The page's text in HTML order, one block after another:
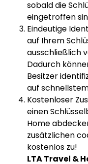
sobald die
eingetroffen
Eindeutige
auf Ihrem
ausschließlich
Dadurch
Besitzer
auf
Kostenloser
einen
Home
zusätzlichen
kostenlos zu!
LTA Travel &